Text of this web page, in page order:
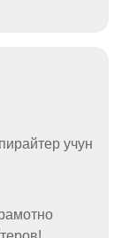
учун